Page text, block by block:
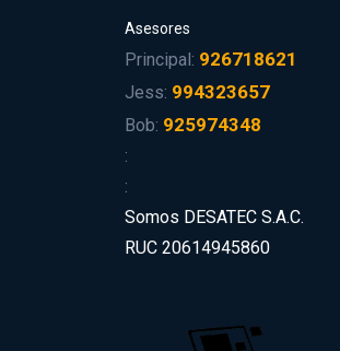
Asesores
Principal: 926718621
Jess: 994323657
Bob: 925974348
:
:
Somos DESATEC S.A.C.
RUC 20614945860